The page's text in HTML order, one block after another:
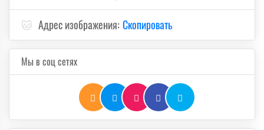
🐱 Адрес изображения: Скопировать
Мы в соц сетях